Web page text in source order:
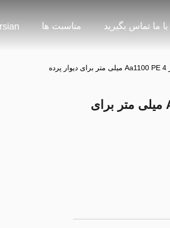
با ما تماس بگیرید مناسبت ها
پانل کامپوزیت آلومینیوم مرمر Aa1100 PE 4 میلی متر برای